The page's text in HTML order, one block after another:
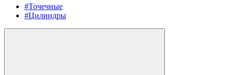
#Точечные
#Цилиндры